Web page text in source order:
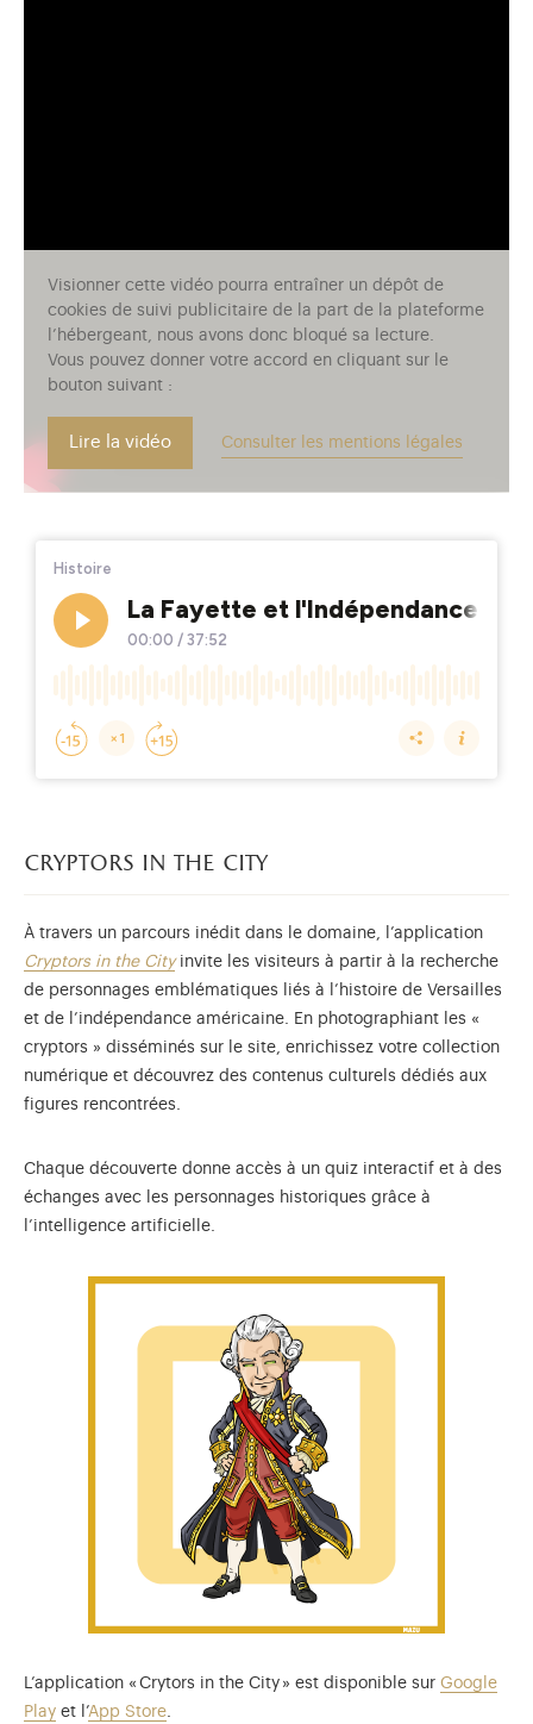
Visionner cette vidéo pourra entraîner un dépôt de
cookies de suivi publicitaire de la part de la plateforme
l’hébergeant, nous avons donc bloqué sa lecture.
Vous pouvez donner votre accord en cliquant sur le
bouton suivant :
Lire la vidéo Consulter les mentions légales
cryptors in the city
À travers un parcours inédit dans le domaine, l’application
Cryptors in the Cityinvite les visiteurs à partir à la recherche
de personnages emblématiques liés à l’histoire de Versailles
et de l’indépendance américaine. En photographiant les «
cryptors » disséminés sur le site, enrichissez votre collection
numérique et découvrez des contenus culturels dédiés aux
figures rencontrées.
Chaque découverte donne accès à un quiz interactif et à des
échanges avec les personnages historiques grâce à
l’intelligence artificielle.
L’application « Crytors in the City » est disponible sur Google
Play et l’App Store